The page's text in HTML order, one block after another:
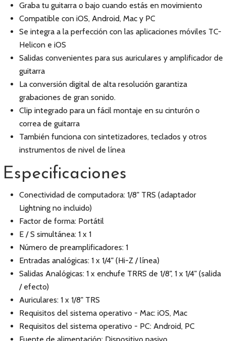
Graba tu guitarra o bajo cuando estás en movimiento
Compatible con iOS, Android, Mac y PC
Se integra a la perfección con las aplicaciones móviles TC-
Helicon e iOS
Salidas convenientes para sus auriculares y amplificador de
guitarra
La conversión digital de alta resolución garantiza
grabaciones de gran sonido.
Clip integrado para un fácil montaje en su cinturón o
correa de guitarra
También funciona con sintetizadores, teclados y otros
instrumentos de nivel de línea
Especificaciones
Conectividad de computadora: 1/8" TRS (adaptador
Lightning no incluido)
Factor de forma: Portátil
E / S simultánea: 1 x 1
Número de preamplificadores: 1
Entradas analógicas: 1 x 1/4" (Hi-Z / línea)
Salidas Analógicas: 1 x enchufe TRRS de 1/8", 1 x 1/4" (salida
/ efecto)
Auriculares: 1 x 1/8" TRS
Requisitos del sistema operativo - Mac: iOS, Mac
Requisitos del sistema operativo - PC: Android, PC